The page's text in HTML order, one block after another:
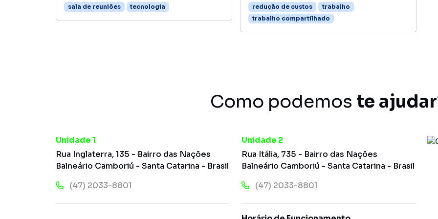
sala de reuniões tecnologia redução de custos
trabalho
trabalho compartilhado
Como podemos te
Unidade 1
Rua Inglaterra, 135 - Bairro das Nações
Balneário Camboriú - Santa Catarina - Brasil
(47) 2033-8801
Unidade 2
Rua Itália, 735 - Bairro das Nações
Balneário Camboriú - Santa Catarina - Brasil
(47) 2033-8801